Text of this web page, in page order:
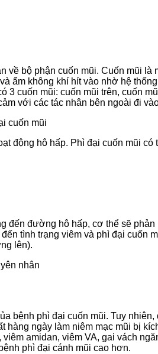
bộ phận cuốn mũi. Cuốn mũi
ẩm không khí hít vào nhờ hệ
cuốn mũi: cuốn mũi trên, cuốn
với các tác nhân bên ngoài đi
động hô hấp. Phì đại cuốn mũi
đường hô hấp, cơ thể sẽ
tình trạng viêm và phì đại cuốn
lên).
bệnh phì đại cuốn mũi. Tuy
ngày làm niêm mạc mũi bị
amidan, viêm VA, gai vách
phì đại cánh mũi cao hơn.